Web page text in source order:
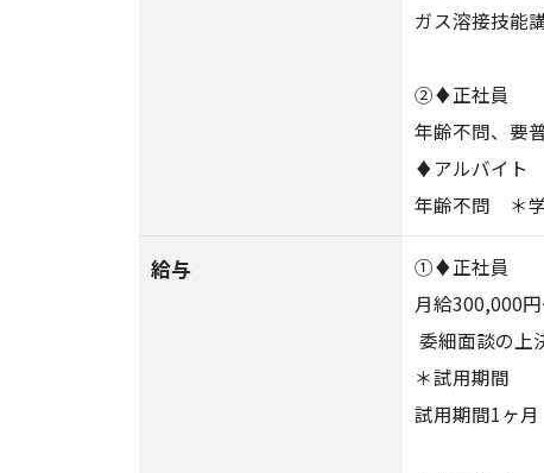
ガス溶接技能
②♦正社員
年齢不問、要
♦アルバイト
年齢不問 ＊
給与
①♦正社員
月給300,000
委細面談の上
＊試用期間
試用期間1ヶ月